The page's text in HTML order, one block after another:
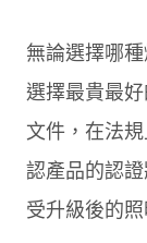
無論選擇哪
選擇最貴最
文件，在法
認產品的認
受升級後的照